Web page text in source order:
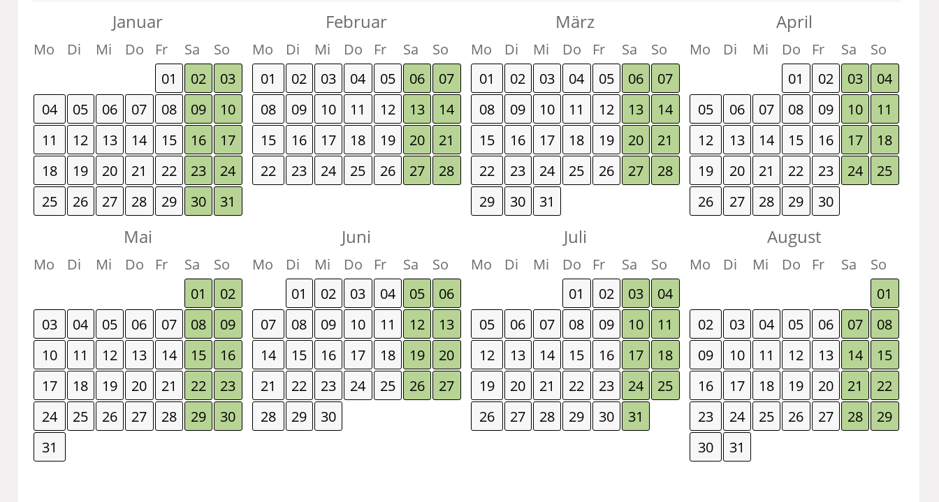
Januar
Mo Di Mi Do Fr Sa
So
01
02
03
04
05 06 07 08 09
10
11
12 13 14 15 16
17
18
19 20 21 22 23
24
25
26 27 28 29 30 31
Februar
Mo Di Mi Do Fr Sa
So
01
02 03 04 05 06
07
08
09 10 11 12 13
14
15
16 17 18 19 20
21
22
23 24 25 26 27 28
März
Mo Di Mi Do Fr Sa
So
01
02 03 04 05 06
07
08
09 10 11 12 13
14
15
16 17 18 19 20
21
22
23 24 25 26 27
28
29
30 31
April
Mo Di Mi Do Fr Sa
So
01
02 03
04
05
06 07 08 09 10
11
12
13 14 15 16 17
18
19
20 21 22 23 24
25
26
27 28 29 30
Mai
Mo Di Mi Do Fr Sa
So
01
02
03
04 05 06 07 08
09
10
11 12 13 14 15
16
17
18 19 20 21 22
23
24
25 26 27 28 29
30
31
Juni
Mo Di Mi Do Fr Sa
So
01
02 03 04 05
06
07
08 09 10 11 12
13
14
15 16 17 18 19
20
21
22 23 24 25 26
27
28
29 30
Juli
Mo Di Mi Do Fr Sa
So
01
02 03
04
05
06 07 08 09 10
11
12
13 14 15 16 17
18
19
20 21 22 23 24
25
26
27 28 29 30 31
August
Mo Di Mi Do Fr Sa
So
01
02
03 04 05 06 07
08
09
10 11 12 13 14
15
16
17 18 19 20 21
22
23
24 25 26 27 28
29
30
31